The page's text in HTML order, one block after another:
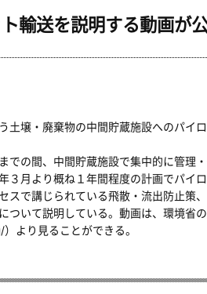
輸送を説明する動画が
壌・廃棄物の中間貯蔵施設へのパイ
の間、中間貯蔵施設で集中的に管理
３月より概ね１年間程度の計画でパイ
スで講じられている飛散・流出防止策
ついて説明している。動画は、環境省
より見ることができる。